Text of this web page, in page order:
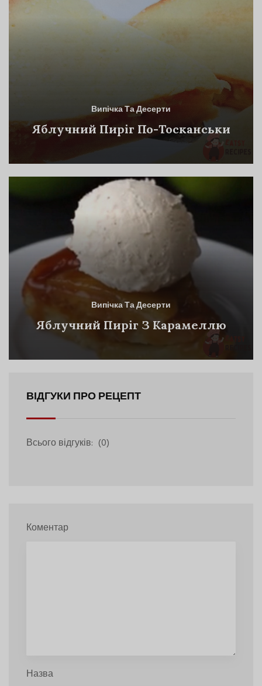
Випічка Та Десерти
Яблучний Пиріг По-Тосканськи
Випічка Та Десерти
Яблучний Пиріг З Карамеллю
ВІДГУКИ ПРО РЕЦЕПТ
Всього відгуків: (0)
Коментар
Назва